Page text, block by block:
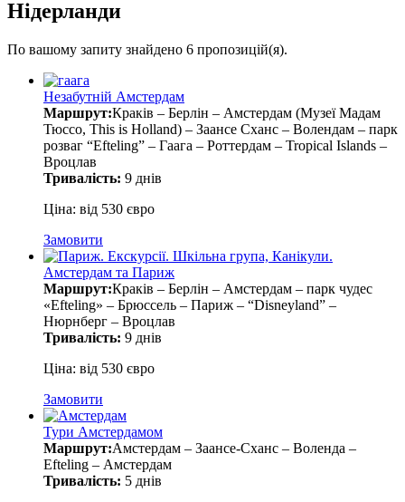
Нідерланди
По вашому запиту знайдено 6 пропозицій(я).
Незабутній Амстердам
Маршрут:Краків – Берлін – Амстердам (Музеї Мадам
Тюссо, This is Holland) – Заансе Сханс – Волендам – парк
розваг “Efteling” – Гаага – Роттердам – Tropical Islands –
Вроцлав
Тривалість: 9 днів
Ціна: від 530 євро
Замовити
Амстердам та Париж
Маршрут:Краків – Берлін – Амстердам – парк чудес
«Efteling» – Брюссель – Париж – “Disneyland” –
Нюрнберг – Вроцлав
Тривалість: 9 днів
Ціна: від 530 євро
Замовити
Тури Амстердамом
Маршрут:Амстердам – Заансе-Сханс – Воленда –
Efteling – Амстердам
Тривалість: 5 днів